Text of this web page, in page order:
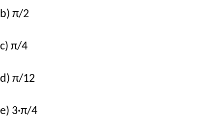
b) π/2
c) π/4
d) π/12
e) 3·π/4